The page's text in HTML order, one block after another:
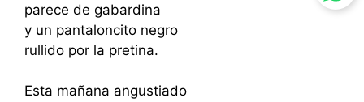
parece de gabardina
y un pantaloncito negro
rullido por la pretina.
Esta mañana angustiado